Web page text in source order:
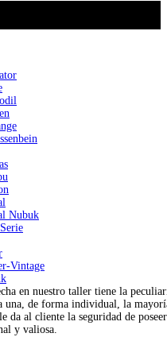
Nubuk
Vintage
en nuestro taller tiene la
una, de forma individual, la
da al cliente la seguridad de
y valiosa.